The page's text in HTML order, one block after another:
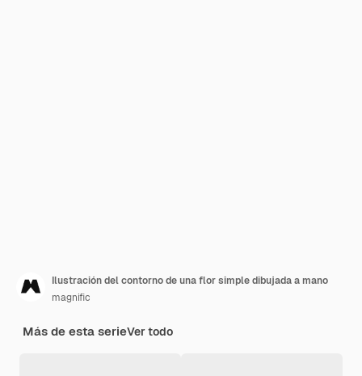
Ilustración del contorno de una flor simple dibujada a mano
magnific
Más de esta serieVer todo